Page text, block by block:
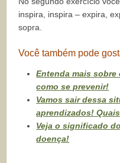
inspira, inspira – expira,
sopra.
Você também pode
Entenda mais
como se prevenir!
Vamos sair dessa
aprendizados!
Veja o significado
doença!